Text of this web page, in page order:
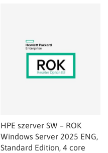
HPE szerver SW – ROK
Windows Server 2025 ENG,
Standard Edition, 4 core